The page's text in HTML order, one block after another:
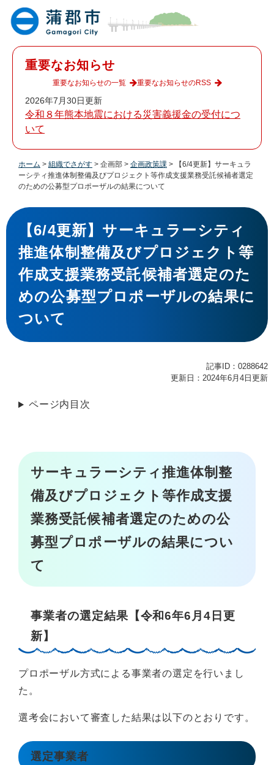
重要なお知らせ
2026年7月30日更新
令和８年熊本地震における災害義援金の受付につ
いて
重要なお知らせの一覧 重要なお知らせのRSS
ホーム > 組織でさがす > 企画部 > 企画政策課 >
【6/4更新】サーキュラ
ーシティ推進体制整備及びプロジェクト等作成支援業務受託候補者選定
のための公募型プロポーザルの結果について
本
文
【6/4更新】サーキュラーシティ
推進体制整備及びプロジェクト等
作成支援業務受託候補者選定のた
めの公募型プロポーザルの結果に
ついて
記事ID：0288642
更新日：2024年6月4日更新
ページ内目次
サーキュラーシティ推進体制整
備及びプロジェクト等作成支援
業務受託候補者選定のための公
募型プロポーザルの結果につい
て
事業者の選定結果【令和6年6月4日更
新】
プロポーザル方式による事業者の選定を行いまし
た。
選考会において審査した結果は以下のとおりです。
選定事業者